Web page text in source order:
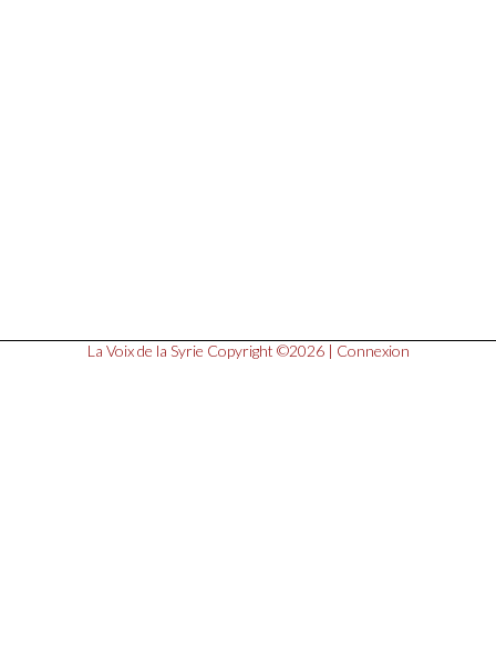
La Voix de la Syrie Copyright ©2026 | Connexion